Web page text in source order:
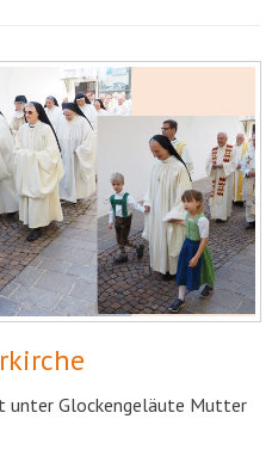
unter Glockengeläute Mutter